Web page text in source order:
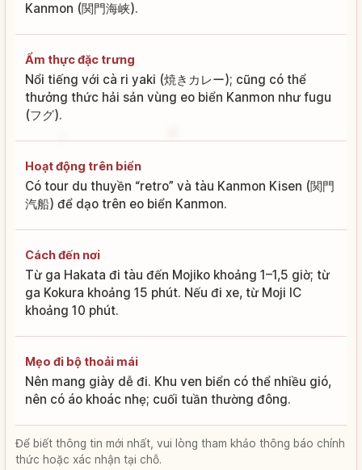
Kanmon (関門海峡).
Ẩm thực đặc trưng
Nổi tiếng với cà ri yaki (焼きカレー); cũng có thể
thưởng thức hải sản vùng eo biển Kanmon như fugu
(フグ).
Hoạt động trên biển
Có tour du thuyền “retro” và tàu Kanmon Kisen (関門
汽船) để dạo trên eo biển Kanmon.
Cách đến nơi
Từ ga Hakata đi tàu đến Mojiko khoảng 1–1,5 giờ; từ
ga Kokura khoảng 15 phút. Nếu đi xe, từ Moji IC
khoảng 10 phút.
Mẹo đi bộ thoải mái
Nên mang giày dễ đi. Khu ven biển có thể nhiều gió,
nên có áo khoác nhẹ; cuối tuần thường đông.
Để biết thông tin mới nhất, vui lòng tham khảo thông báo chính
thức hoặc xác nhận tại chỗ.